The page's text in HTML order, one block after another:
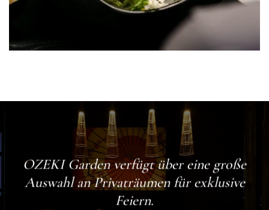
OZEKI Gardenverfügt über eine große
Auswahl an Privaträumen für exklusive
Feiern.